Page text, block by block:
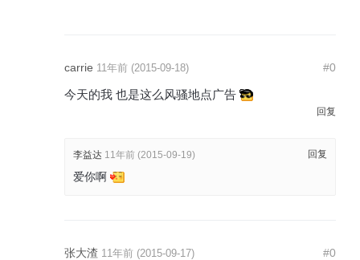
carrie 11年前 (2015-09-18) #0
今天的我 也是这么风骚地点广告
回复
李益达 11年前 (2015-09-19)
爱你啊
回复
张大渣 11年前 (2015-09-17) #0